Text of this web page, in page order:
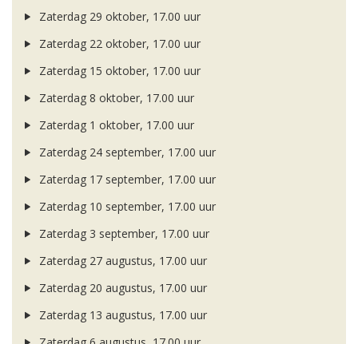
Zaterdag 29 oktober, 17.00 uur
Zaterdag 22 oktober, 17.00 uur
Zaterdag 15 oktober, 17.00 uur
Zaterdag 8 oktober, 17.00 uur
Zaterdag 1 oktober, 17.00 uur
Zaterdag 24 september, 17.00 uur
Zaterdag 17 september, 17.00 uur
Zaterdag 10 september, 17.00 uur
Zaterdag 3 september, 17.00 uur
Zaterdag 27 augustus, 17.00 uur
Zaterdag 20 augustus, 17.00 uur
Zaterdag 13 augustus, 17.00 uur